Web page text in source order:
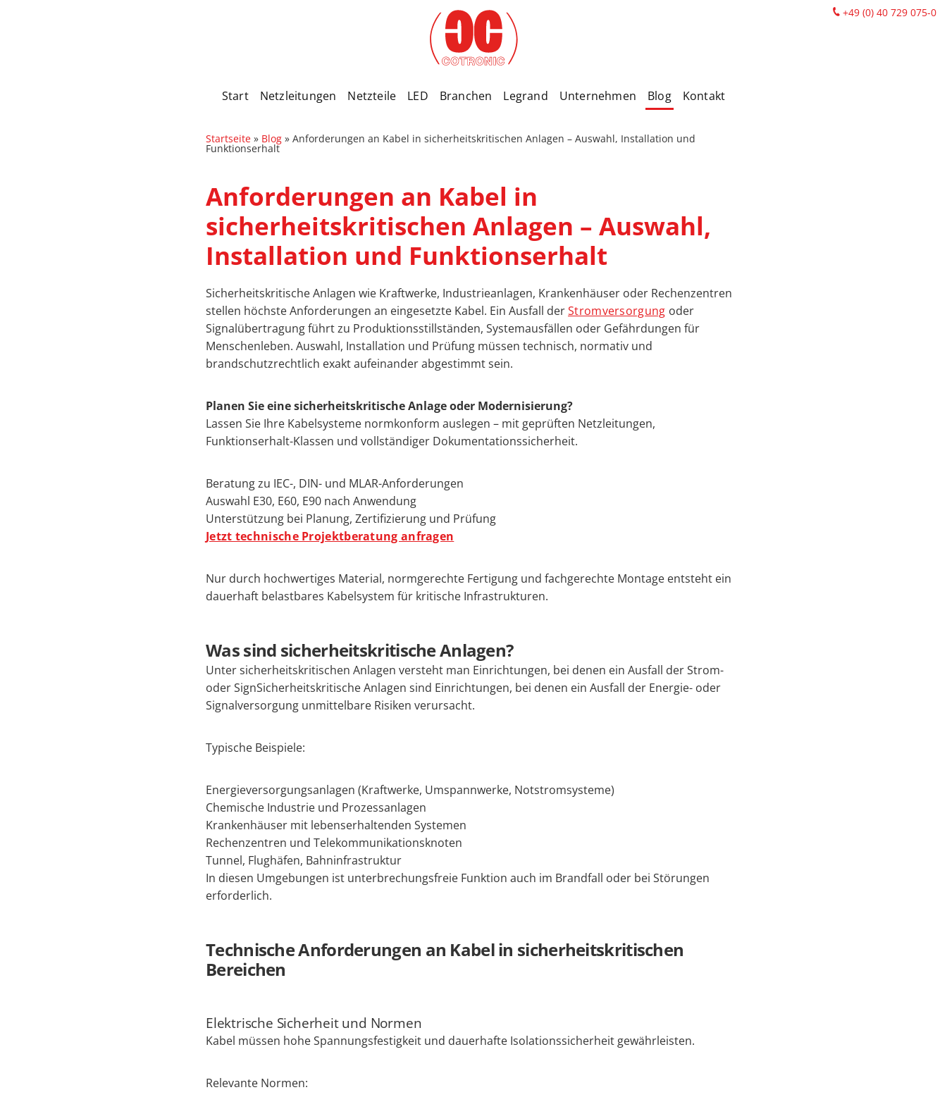
+49 (0) 40 729 075-0
Start Netzleitungen Netzteile LED Branchen Legrand Unternehmen Blog Kontakt
Startseite » Blog » Anforderungen an Kabel in sicherheitskritischen Anlagen – Auswahl, Installation und
Funktionserhalt
Anforderungen an Kabel in
sicherheitskritischen Anlagen – Auswahl,
Installation und Funktionserhalt
Sicherheitskritische Anlagen wie Kraftwerke, Industrieanlagen, Krankenhäuser oder Rechenzentren
stellen höchste Anforderungen an eingesetzte Kabel. Ein Ausfall derStromversorgung oder
Signalübertragung führt zu Produktionsstillständen, Systemausfällen oder Gefährdungen für
Menschenleben. Auswahl, Installation und Prüfung müssen technisch, normativ und
brandschutzrechtlich exakt aufeinander abgestimmt sein.
Planen Sie eine sicherheitskritische Anlage oder Modernisierung?
Lassen Sie Ihre Kabelsysteme normkonform auslegen – mit geprüften Netzleitungen,
Funktionserhalt-Klassen und vollständiger Dokumentationssicherheit.
Beratung zu IEC-, DIN- und MLAR-Anforderungen
Auswahl E30, E60, E90 nach Anwendung
Unterstützung bei Planung, Zertifizierung und Prüfung
Jetzt technische Projektberatung anfragen
Nur durch hochwertiges Material, normgerechte Fertigung und fachgerechte Montage entsteht ein
dauerhaft belastbares Kabelsystem für kritische Infrastrukturen.
Was sind sicherheitskritische Anlagen?
Unter sicherheitskritischen Anlagen versteht man Einrichtungen, bei denen ein Ausfall der Strom-
oder SignSicherheitskritische Anlagen sind Einrichtungen, bei denen ein Ausfall der Energie- oder
Signalversorgung unmittelbare Risiken verursacht.
Typische Beispiele:
Energieversorgungsanlagen (Kraftwerke, Umspannwerke, Notstromsysteme)
Chemische Industrie und Prozessanlagen
Krankenhäuser mit lebenserhaltenden Systemen
Rechenzentren und Telekommunikationsknoten
Tunnel, Flughäfen, Bahninfrastruktur
In diesen Umgebungen ist unterbrechungsfreie Funktion auch im Brandfall oder bei Störungen
erforderlich.
Technische Anforderungen an Kabel in sicherheitskritischen
Bereichen
Elektrische Sicherheit und Normen
Kabel müssen hohe Spannungsfestigkeit und dauerhafte Isolationssicherheit gewährleisten.
Relevante Normen: